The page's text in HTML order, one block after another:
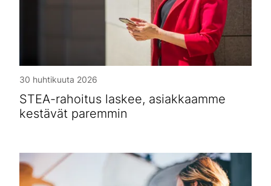
30 huhtikuuta 2026
STEA-rahoitus laskee, asiakkaamme
kestävät paremmin